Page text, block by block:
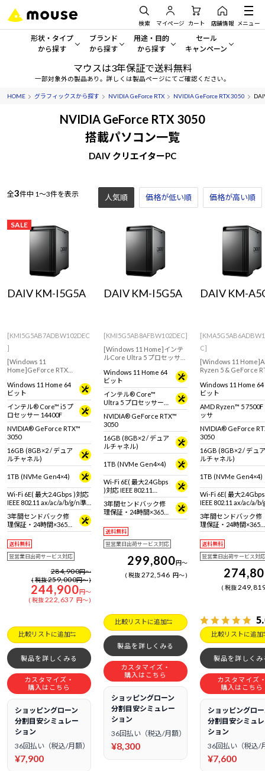
検索 マイページ カート 店舗情報 メニュー
形状・タイプ
から探す
形状・タイプから探す をすべてみる
デスクトップPC
ディスプレイ
Windows 11
ブランド
から探す
mouse
G TUNE
DAIV
MousePro
Windows 11|Copilot+ PC
用途・目的
から探す
一般向けパソコン
ゲーミングPC・ゲーム向けパソコン
ビジネス向けパソコン
学習向けパソコン
AIおすすめパソコン
Windows 11
セール
キャンペーン
セール・キャンペー
期間限定セール
マウスは3年保証で送料無料
一部対象外の製品あり。詳しくは製品ページにてご確認ください。
HOME グラフィックスから探す NVIDIA GeForce RTX NVIDIA GeForce RTX 3050
NVIDIA GeForce RTX 3050
搭載パソコン一覧
DAIV クリエイターPC
全3件中 1～3件を表示 人気順 価格が低い順 価格が高い順
SALE
DAIV KM-I5G5A
[KMI5G5AB7ADBW102DEC
]
[Windows 11
Home]GeForce RTX
真・動画編集などクリエイ
ティブ用途におすすめなモ
デル
Windows 11 Home 64
ビット
インテル® Core™ i5 プ
ロセッサー 14400F
NVIDIA® GeForce RTX™
3050
16GB (8GB×2 / デュア
ルチャネル)
1TB (NVMe Gen4×4)
Wi-Fi 6E( 最大2.4Gbps )対応
IEEE 802.11 ax/ac/a/b/g/n準
拠 ＋ Bluetooth 5内蔵
3年間センドバック修
理保証・24時間×365
日電話サポート
送料無料
翌営業日出荷サービス対応
284,900円～
税抜259,000円～
244,900円～
税抜222,637 円～
比較リストに追加
製品を詳しくみる
カスタマイズ・
購入はこちら
ショッピングローン
分割目安シミュレー
ション
36回払い（税込/月額）
¥7,900
DAIV KM-I5G5A
[KMI5G5AB8AFBW102DEC]
[Windows 11 Home]インテ
ルCore Ultra 5 プロセッサー
RTX 3050搭載でWEBデザイ
ンやDTMにおすすめのクリ
エイター向けミニタワー型
デスクトップPC
Windows 11 Home 64
ビット
インテル® Core™
Ultra 5 プロセッサー
225
NVIDIA® GeForce RTX™
3050
16GB (8GB×2 / デュア
ルチャネル)
1TB (NVMe Gen4×4)
Wi-Fi 6E( 最大2.4Gbps
)対応 IEEE 802.11
ax/ac/a/b/g/n準拠 ＋
Bluetooth 5内蔵
3年間センドバック修
理保証・24時間×365
日電話サポート
送料無料
翌営業日出荷サービス対応
299,800円～
税抜272,546 円～
比較リストに追加
製品を詳しくみる
カスタマイズ・
購入はこちら
ショッピングローン
分割目安シミュレー
ション
36回払い（税込/月額）
¥8,300
DAIV KM-
C]
[Windows 11
Ryzen 5 & GeForce
真・動画編集などク
ティブ用途におすす
デル
Windows 11 Home 64
ビット
AMD Ryzen™ 5 7500F
ッサ
NVIDIA® GeForce
3050
16GB (8GB×2 / デュア
ルチャネル)
1TB (NVMe Gen4×4)
Wi-Fi 6E( 最大
IEEE 802.11 ax/ac/a/
拠 ＋ Bluetooth 5内蔵
3年間センドバック修
理保証・24時間×365
日電話サポート
送料無料
翌営業日出荷サービス対応
税抜
比較リストに追加
製品を詳しくみ
カスタマイズ
購入はこちら
ショッピングロ
分割目安シミュ
ション
36回払い（税込/
¥7,600